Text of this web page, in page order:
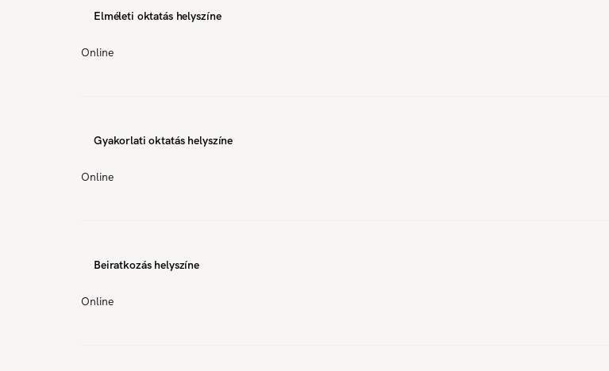
Elméleti oktatás helyszíne
Online
Gyakorlati oktatás helyszíne
Online
Beiratkozás helyszíne
Online